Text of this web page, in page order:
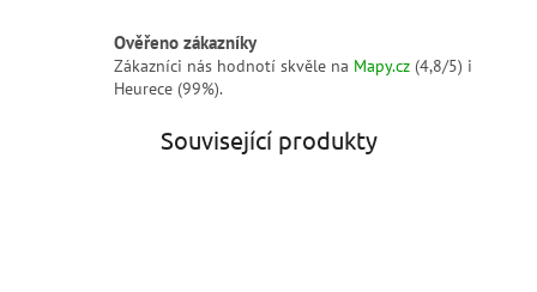
Ověřeno zákazníky
Zákazníci nás hodnotí skvěle na Mapy.cz (4,8/5) i
Heurece (99%).
Související produkty